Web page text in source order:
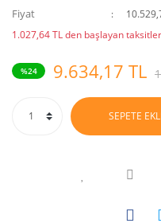
Fiyat
1.027,64 TL den başlayan
%24 9.634,17 TL
SEPETE